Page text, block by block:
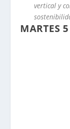
vertical y
MARTES